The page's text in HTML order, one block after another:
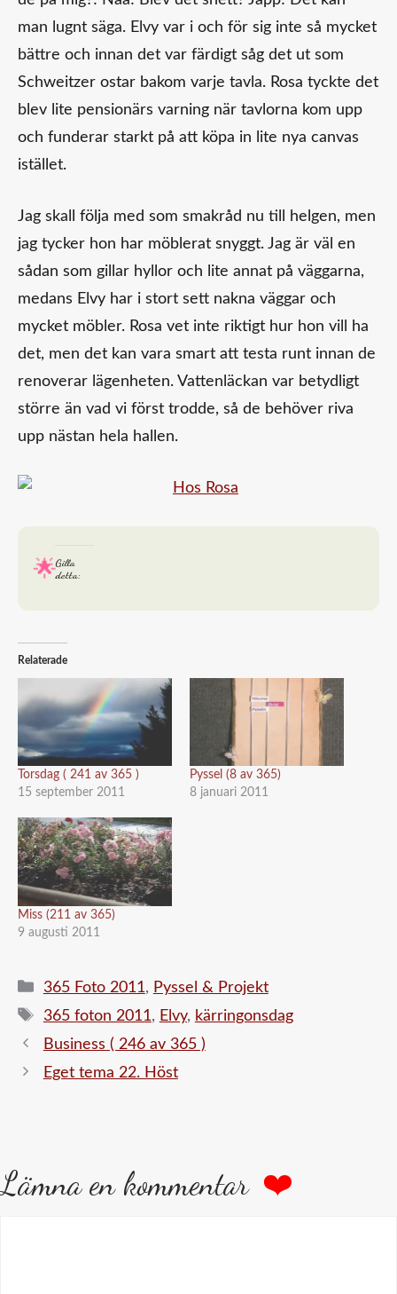
man lugnt säga. Elvy var i och för sig inte så mycket
bättre och innan det var färdigt såg det ut som
Schweitzer ostar bakom varje tavla. Rosa tyckte det
blev lite pensionärs varning när tavlorna kom upp
och funderar starkt på att köpa in lite nya canvas
istället.
Jag skall följa med som smakråd nu till helgen, men
jag tycker hon har möblerat snyggt. Jag är väl en
sådan som gillar hyllor och lite annat på väggarna,
medans Elvy har i stort sett nakna väggar och
mycket möbler. Rosa vet inte riktigt hur hon vill ha
det, men det kan vara smart att testa runt innan de
renoverar lägenheten. Vattenläckan var betydligt
större än vad vi först trodde, så de behöver riva
upp nästan hela hallen.
Gilla
detta:
Relaterade
Torsdag ( 241 av 365 )
15 september 2011
Pyssel (8 av 365)
8 januari 2011
Miss (211 av 365)
9 augusti 2011
Kategorier
365 Foto 2011, Pyssel & Projekt
Etiketter
365 foton 2011, Elvy, kärringonsdag
Business ( 246 av 365 )
Eget tema 22. Höst
Lämna en kommentar